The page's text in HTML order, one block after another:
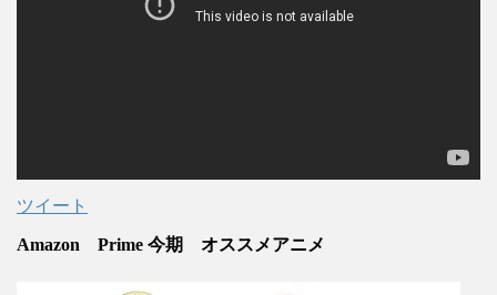
ツイート
Amazon Prime 今期 オススメアニメ